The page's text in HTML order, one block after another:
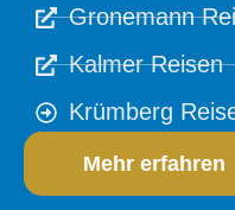
Gronemann
Kalmer Reisen
Krümberg
Mehr erfahren